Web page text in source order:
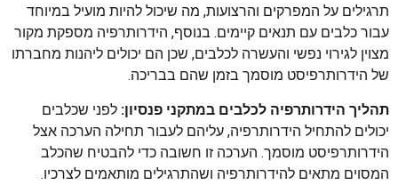
תרגילים על המפרקים והרצועות, מה שיכול להיות מועיל במיוחד
עבור כלבים עם תנאים קיימים. בנוסף, הידרותרפיה מספקת מקור
מצוין לגירוי נפשי והעשרה לכלבים, שכן הם יכולים ליהנות מחברתו
של הידרותרפיסט מוסמך בזמן שהם בבריכה.
תהליך הידרותרפיה לכלבים במתקני פנסיון: לפני שכלבים
יכולים להתחיל הידרותרפיה, עליהם לעבור תחילה הערכה אצל
הידרותרפיסט מוסמך. הערכה זו חשובה כדי להבטיח שהכלב
המסוים מתאים להידרותרפיה ושהתרגילים מותאמים לצרכיו.